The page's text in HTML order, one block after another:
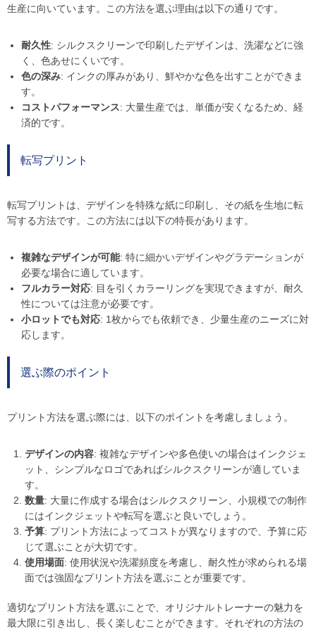
生産に向いています。この方法を選ぶ理由は以下の通りです。
耐久性: シルクスクリーンで印刷したデザインは、洗濯などに強
く、色あせにくいです。
色の深み: インクの厚みがあり、鮮やかな色を出すことができま
す。
コストパフォーマンス: 大量生産では、単価が安くなるため、経
済的です。
転写プリント
転写プリントは、デザインを特殊な紙に印刷し、その紙を生地に転
写する方法です。この方法には以下の特長があります。
複雑なデザインが可能: 特に細かいデザインやグラデーションが
必要な場合に適しています。
フルカラー対応: 目を引くカラーリングを実現できますが、耐久
性については注意が必要です。
小ロットでも対応: 1枚からでも依頼でき、少量生産のニーズに対
応します。
選ぶ際のポイント
プリント方法を選ぶ際には、以下のポイントを考慮しましょう。
デザインの内容: 複雑なデザインや多色使いの場合はインクジェ
ット、シンプルなロゴであればシルクスクリーンが適していま
す。
数量: 大量に作成する場合はシルクスクリーン、小規模での制作
にはインクジェットや転写を選ぶと良いでしょう。
予算: プリント方法によってコストが異なりますので、予算に応
じて選ぶことが大切です。
使用場面: 使用状況や洗濯頻度を考慮し、耐久性が求められる場
面では強固なプリント方法を選ぶことが重要です。
適切なプリント方法を選ぶことで、オリジナルトレーナーの魅力を
最大限に引き出し、長く楽しむことができます。それぞれの方法の